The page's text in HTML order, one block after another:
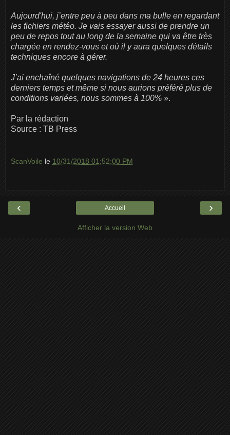
Aujourd'hui, j’entre peu à peu dans ma bulle en regardant
les fichiers météo. Je vais essayer aussi de prendre un
peu de repos tout au long de la semaine qui va être très
chargée en rendez-vous et où il y aura quelques détails
techniques encore à gérer.
J’ai enchaîné quelques navigations de 24 heures ces
derniers temps et même si nous aurions préféré plus de
conditions variées, nous sommes à 100% ».
Par la rédaction
Source : TB Press
ScanVoile le 10/31/2018 01:52:00 PM
‹ ›
Accueil
Afficher la version Web